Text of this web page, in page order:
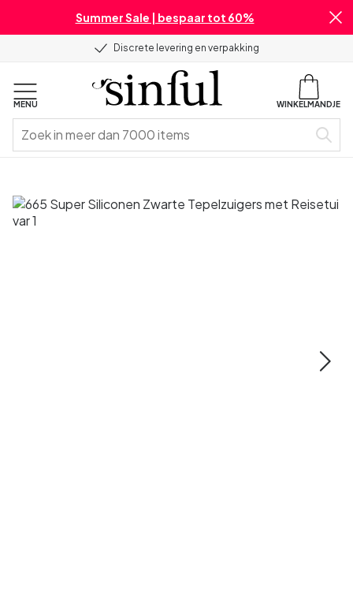
Summer Sale | bespaar tot 60%
Discrete levering en verpakking
MENU WINKELMANDJE